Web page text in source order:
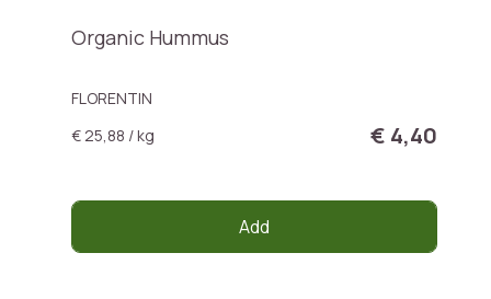
Organic Hummus
FLORENTIN
€ 25,88 / kg
€ 4,40
Add